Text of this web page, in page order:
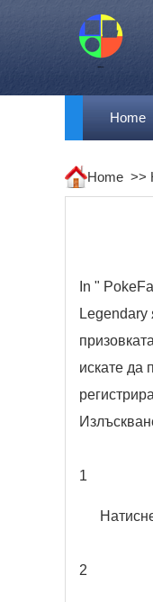
Home
Home >>
In "
Legendary
искате да
1
2